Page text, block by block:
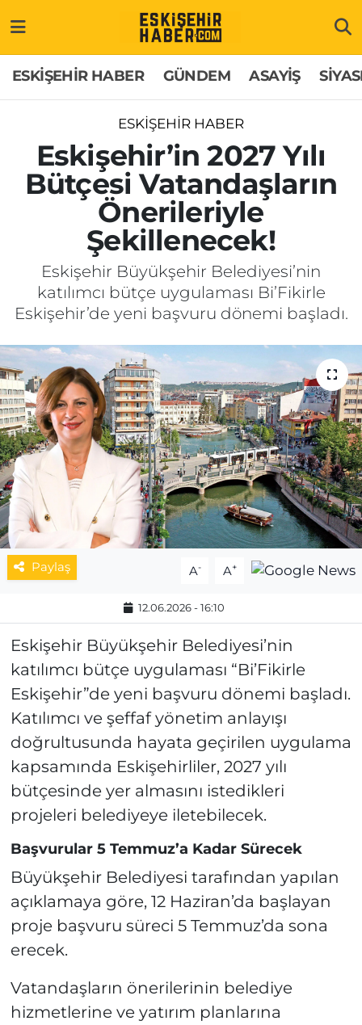
ESKİŞEHİR HABER GÜNDEM ASAYİŞ
ESKİŞEHİR HABER
Eskişehir’in 2027 Yılı
Bütçesi Vatandaşların
Önerileriyle
Şekillenecek!
Eskişehir Büyükşehir Belediyesi’nin
katılımcı bütçe uygulaması Bi’Fikirle
Eskişehir’de yeni başvuru dönemi başladı.
Paylaş A- A+
12.06.2026 - 16:10
Eskişehir Büyükşehir Belediyesi’nin
katılımcı bütçe uygulaması “Bi’Fikirle
Eskişehir”de yeni başvuru dönemi başladı.
Katılımcı ve şeffaf yönetim anlayışı
doğrultusunda hayata geçirilen uygulama
kapsamında Eskişehirliler, 2027 yılı
bütçesinde yer almasını istedikleri
projeleri belediyeye iletebilecek.
Başvurular 5 Temmuz’a Kadar Sürecek
Büyükşehir Belediyesi tarafından yapılan
açıklamaya göre, 12 Haziran’da başlayan
proje başvuru süreci 5 Temmuz’da sona
erecek.
Vatandaşların önerilerinin belediye
hizmetlerine ve yatırım planlarına
GÜNDEM
ASAYİŞ
SİYASET
EKONOMİ
SAĞLIK
EĞİTİM
SPOR
MAGAZİN
ESKİŞEHİRSPOR
Hakkımızda
İletişim
Künye
Odunpazarı Trafik Yoğunluk Haritası
Süper Lig Puan Durumu ve Fikstür
Tüm Manşetler
Son Dakika Haberleri
Haber Arşivi